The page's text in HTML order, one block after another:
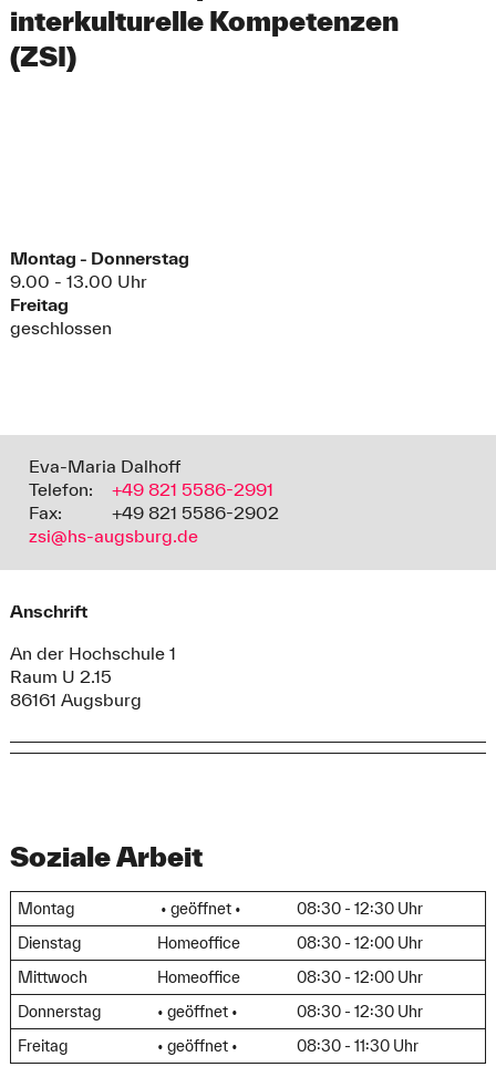
interkulturelle Kompetenzen
(ZSI)
Montag - Donnerstag
9.00 - 13.00 Uhr
Freitag
geschlossen
Eva-Maria Dalhoff
Telefon:
+49 821 5586-2991
Fax:
+49 821 5586-2902
zsi@hs-augsburg.de
Anschrift
An der Hochschule 1
Raum U 2.15
86161 Augsburg
Soziale Arbeit
Montag • geöffnet •
08:30 - 12:30 Uhr
Dienstag
Homeoffice
08:30 - 12:00 Uhr
Mittwoch
Homeoffice
08:30 - 12:00 Uhr
Donnerstag
• geöffnet •
08:30 - 12:30 Uhr
Freitag
• geöffnet • 08:30 - 11:30 Uhr